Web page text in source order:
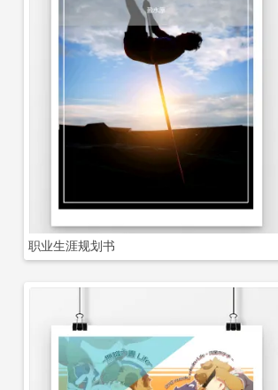
职业生涯规划书
立即下载